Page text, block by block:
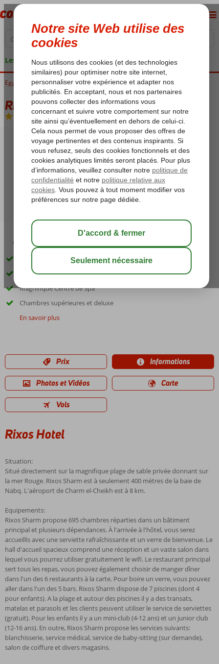
Les garanties de vacances
Egypte Mer Rouge Sharm el Sheikh Nabq Bay Rixos Hotel
Rixos Hotel
Ultra All Inclusive-Hôtel
04:45 sauver
Directement sur la plage de sable privée
8 restaurants à la carte
Magnifique Centre de Spa
Chambres supérieures et deluxe
En savoir plus
Prix Informations
Photos et Vidéos Carte
Vols
Rixos Hotel
Situation:
Situé directement sur la magnifique plage de sable privée donnant sur
la mer Rouge. Rixos Sharm est à seulement 400 mètres de la baie de
Nabq. L'aéroport de Charm el-Cheikh est à 8 km.
Equipements:
Rixos Sharm propose 695 chambres réparties dans un bâtiment
principal et plusieurs dépendances. À l'arrivée à l'hôtel, vous serez
accueillis avec une serviette rafraîchissante et un verre de bienvenue. Le
hall d'accueil spacieux comprend une réception et un vaste salon dans
lequel vous pourrez utiliser gratuitement le wifi. Le restaurant principal
sert tous les repas, vous pouvez également choisir de manger dîner
dans l'un des 6 restaurants à la carte. Pour boire un verre, vous pouvez
aller dans l'un des 5 bars. Rixos Sharm dispose de 7 piscines (dont 4
pour enfants). A la plage et autour des piscines il y a des transats,
matelas et parasols et les clients peuvent utiliser le service de serviettes
(gratuit). Pour les enfants il y a un mini-club (4-12 ans) et un junior club
(12-16 ans). En outre, Rixos Sharm propose les services suivants:
blanchisserie, service médical, service de baby-sitting (sur demande),
salon de coiffure et divers magasins.